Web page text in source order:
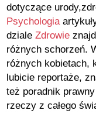
dotyczące
Psychologia
dziale Zdrowie
różnych schorzeń.
różnych kobietach,
lubicie reportaże,
też poradnik
rzeczy z całego